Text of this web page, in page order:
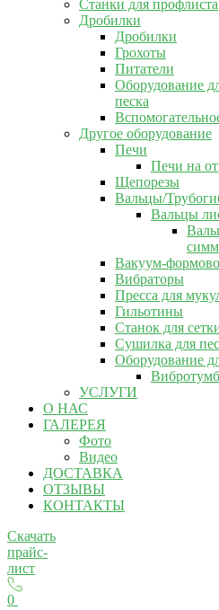
Станки для профлиста
Дробилки
Дробилки
Грохоты
Питатели
Оборудование
песка
Другое оборудование
Печи
Печи на
Щепорезы
Вальцы/
Вальцы
Вакуум-
Вибраторы
Пресса для
Гильотины
Станок для
Сушилка для
Оборудование
УСЛУГИ
О НАС
ГАЛЕРЕЯ
Фото
Видео
ДОСТАВКА
ОТЗЫВЫ
КОНТАКТЫ
Скачать
прайс-
лист
0